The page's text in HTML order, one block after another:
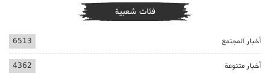
فئات شعبية
أخبار المجتمع 6513
أخبار متنوعة 4362